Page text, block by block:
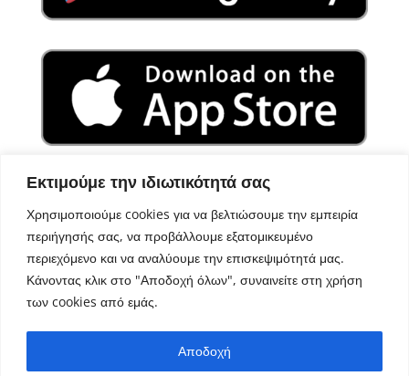
Εκτιμούμε την ιδιωτικότητά σας
Χρησιμοποιούμε cookies για να βελτιώσουμε την εμπειρία
περιήγησής σας, να προβάλλουμε εξατομικευμένο
περιεχόμενο και να αναλύουμε την επισκεψιμότητά μας.
Κάνοντας κλικ στο "Αποδοχή όλων", συναινείτε στη χρήση
των cookies από εμάς.
Αποδοχή
© 2022 Δήμος Αμαρίου